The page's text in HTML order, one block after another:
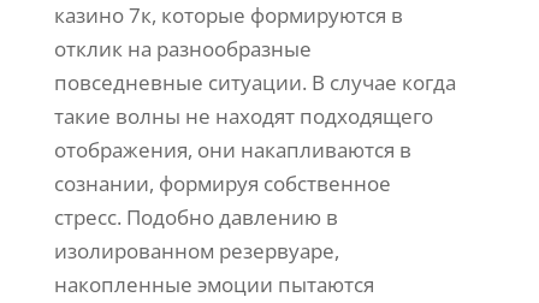
казино 7к, которые формируются в
отклик на разнообразные
повседневные ситуации. В случае когда
такие волны не находят подходящего
отображения, они накапливаются в
сознании, формируя собственное
стресс. Подобно давлению в
изолированном резервуаре,
накопленные эмоции пытаются